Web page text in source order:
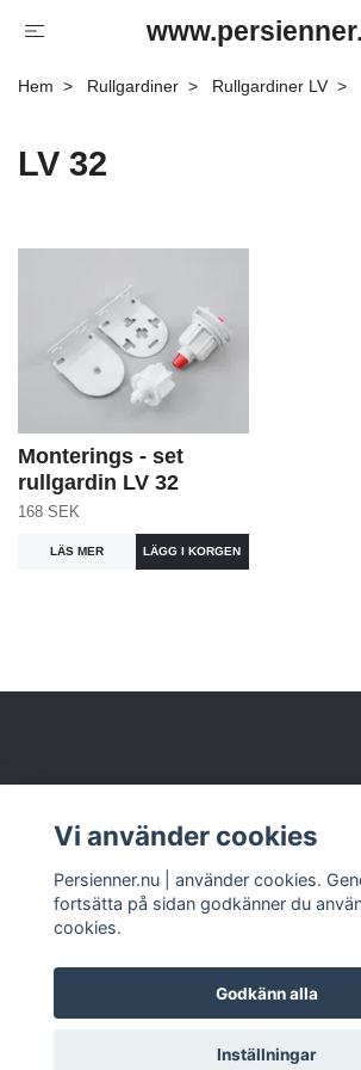
Hem Rullgardiner Rullgardiner LV
LV 32
Monterings - set
rullgardin LV 32
168 SEK
LÄS MER
Kundtjänst
© 2026 www.persienner.nu
Vi använder cookies
Persienner.nu | använder cookies.
fortsätta på sidan godkänner du
cookies.
Godkänn alla
Inställningar